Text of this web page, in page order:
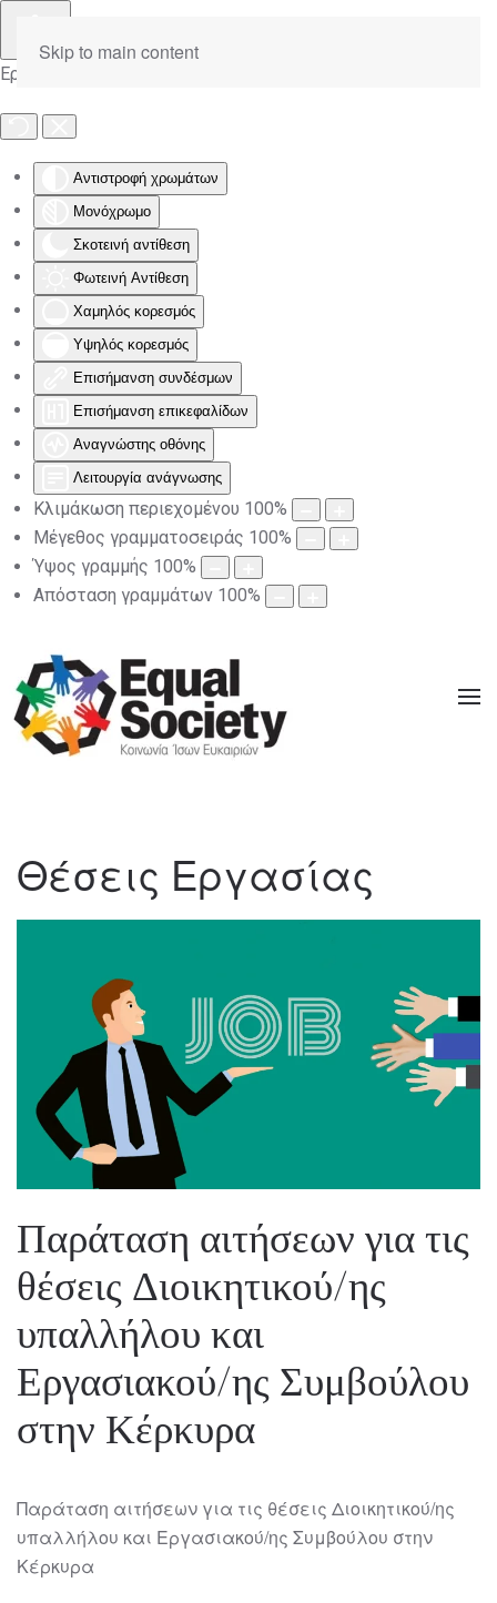
Εργαλειοθήκη Προσβασιμότητας
Αντιστροφή χρωμάτων
Μονόχρωμο
Σκοτεινή αντίθεση
Φωτεινή Αντίθεση
Χαμηλός κορεσμός
Υψηλός κορεσμός
Επισήμανση συνδέσμων
Επισήμανση επικεφαλίδων
Αναγνώστης οθόνης
Λειτουργία ανάγνωσης
Κλιμάκωση περιεχομένου 100%
Μέγεθος γραμματοσειράς 100%
Ύψος γραμμής 100%
Απόσταση γραμμάτων 100%
Skip to main content
Θέσεις Εργασίας
Παράταση αιτήσεων για τις
θέσεις Διοικητικού/ης
υπαλλήλου και
Εργασιακού/ης Συμβούλου
στην Κέρκυρα
Παράταση αιτήσεων για τις θέσεις Διοικητικού/ης
υπαλλήλου και Εργασιακού/ης Συμβούλου στην
Κέρκυρα